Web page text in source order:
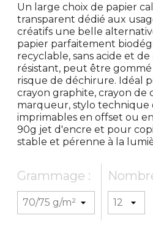
Un large choix de papier
transparent dédié aux
créatifs une belle
papier parfaitement
recyclable, sans acide et
résistant, peut être
risque de déchirure. Idéal
crayon graphite, crayon
marqueur, stylo technique
imprimables en offset ou
90g jet d'encre et pour
stable et pérenne à la
Grammage :